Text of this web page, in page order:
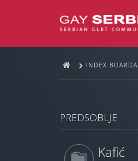
INDEX BOARDA
PREDSOBLJE
Kafić